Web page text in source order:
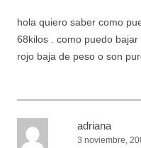
hola quiero saber como
68kilos . como puedo
rojo baja de peso o son
adriana
3 noviembre,